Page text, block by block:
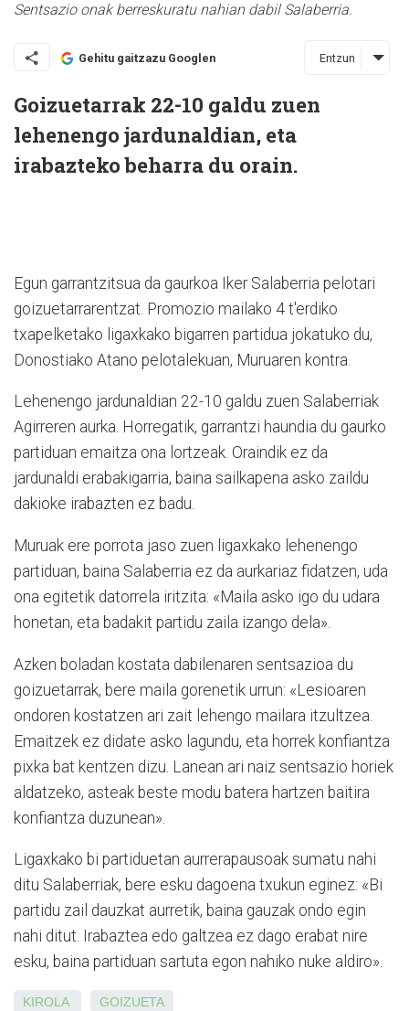
Sentsazio onak berreskuratu nahian dabil Salaberria.
Gehitu gaitzazu Googlen Entzun
Goizuetarrak 22-10 galdu zuen
lehenengo jardunaldian, eta
irabazteko beharra du orain.
Egun garrantzitsua da gaurkoa Iker Salaberria pelotari
goizuetarrarentzat. Promozio mailako 4 t'erdiko
txapelketako ligaxkako bigarren partidua jokatuko du,
Donostiako Atano pelotalekuan, Muruaren kontra.
Lehenengo jardunaldian 22-10 galdu zuen Salaberriak
Agirreren aurka. Horregatik, garrantzi haundia du gaurko
partiduan emaitza ona lortzeak. Oraindik ez da
jardunaldi erabakigarria, baina sailkapena asko zaildu
dakioke irabazten ez badu.
Muruak ere porrota jaso zuen ligaxkako lehenengo
partiduan, baina Salaberria ez da aurkariaz fidatzen, uda
ona egitetik datorrela iritzita: «Maila asko igo du udara
honetan, eta badakit partidu zaila izango dela».
Azken boladan kostata dabilenaren sentsazioa du
goizuetarrak, bere maila gorenetik urrun: «Lesioaren
ondoren kostatzen ari zait lehengo mailara itzultzea.
Emaitzek ez didate asko lagundu, eta horrek konfiantza
pixka bat kentzen dizu. Lanean ari naiz sentsazio horiek
aldatzeko, asteak beste modu batera hartzen baitira
konfiantza duzunean».
Ligaxkako bi partiduetan aurrerapausoak sumatu nahi
ditu Salaberriak, bere esku dagoena txukun eginez: «Bi
partidu zail dauzkat aurretik, baina gauzak ondo egin
nahi ditut. Irabaztea edo galtzea ez dago erabat nire
esku, baina partiduan sartuta egon nahiko nuke aldiro».
KIROLA GOIZUETA